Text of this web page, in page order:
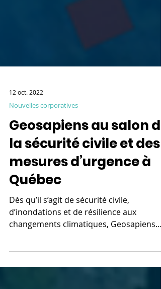
12 oct. 2022
Nouvelles corporatives
Geosapiens au salon de
la sécurité civile et des
mesures d’urgence à
Québec
d’inondations et de résilience aux
changements climatiques, Geosapiens